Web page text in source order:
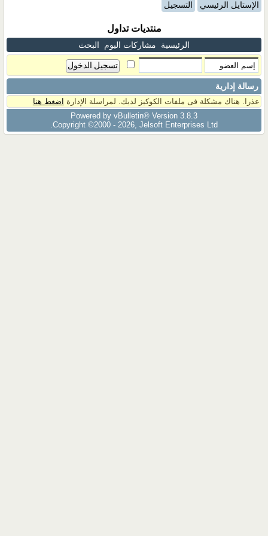
الإستايل الرئيسي التسجيل
منتديات تداول
الرئيسية مشاركات اليوم البحث
رسالة إدارية
عذرا. هناك مشكلة فى ملفات الكوكيز لديك. لمراسلة الإدارة اضغط هنا
Powered by vBulletin® Version 3.8.3
Copyright ©2000 - 2026, Jelsoft Enterprises Ltd.